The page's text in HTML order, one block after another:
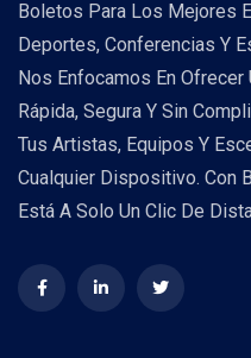
Boletos Para Los Mejores
Deportes, Conferencias Y
Nos Enfocamos En Ofrecer
Rápida, Segura Y Sin
Tus Artistas, Equipos Y
Cualquier Dispositivo. Con
Está A Solo Un Clic De